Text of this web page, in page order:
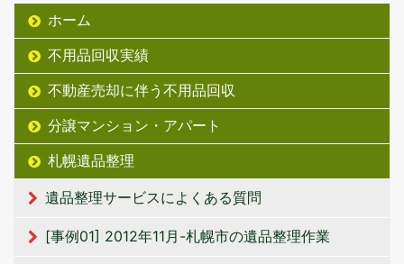
ホーム
不用品回収実績
不動産売却に伴う不用品回収
分譲マンション・アパート
札幌遺品整理
遺品整理サービスによくある質問
[事例01] 2012年11月-札幌市の遺品整理作業